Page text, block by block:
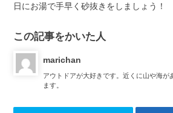
日にお湯で手早く砂抜きをしましょう！
この記事をかいた人
marichan
アウトドアが大好きです。近くに山や海が
ます。